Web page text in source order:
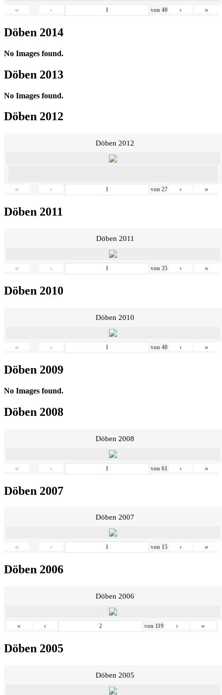
« ‹ von 40 › »
Döben 2014
No Images found.
Döben 2013
No Images found.
Döben 2012
Döben 2012
« ‹ von 27 › »
Döben 2011
Döben 2011
« ‹ von 35 › »
Döben 2010
Döben 2010
« ‹ von 40 › »
Döben 2009
No Images found.
Döben 2008
Döben 2008
« ‹ von 61 › »
Döben 2007
Döben 2007
« ‹ von 15 › »
Döben 2006
Döben 2006
« ‹ von 119 › »
Döben 2005
Döben 2005